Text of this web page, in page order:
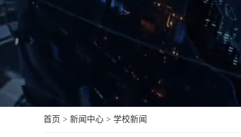
首页 > 新闻中心 > 学校新闻